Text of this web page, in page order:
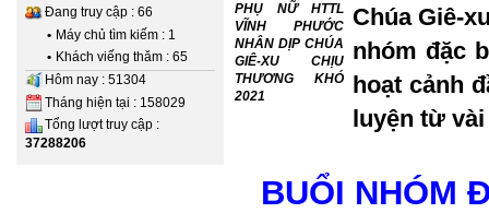
Đang truy cập : 66
• Máy chủ tìm kiếm : 1
• Khách viếng thăm : 65
Hôm nay : 51304
Tháng hiện tại : 158029
Tổng lượt truy cập :
37288206
PHỤ NỮ HTTL
VĨNH PHƯỚC
NHÂN DỊP CHÚA
GIÊ-XU CHỊU
THƯƠNG KHÓ
2021
Chúa Giê-
nhóm đặc
hoạt cảnh
luyện từ
BUỔI NHÓM